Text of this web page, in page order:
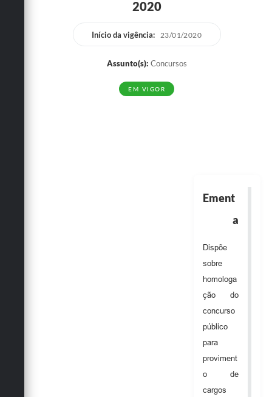
2020
Início da vigência: 23/01/2020
Assunto(s): Concursos
EM VIGOR
Ement
a
Dispõe
sobre
homologa
ção do
concurso
público
para
proviment
o de
cargos